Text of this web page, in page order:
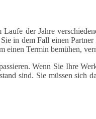
der Jahre
in dem Fall einen
Termin bemühen,
Wenn Sie Ihre
sind. Sie müssen sich